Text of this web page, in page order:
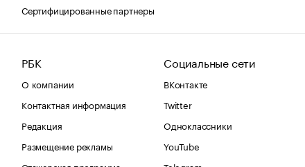
Сертифицированные партнеры
РБК
О компании
Контактная информация
Редакция
Размещение рекламы
Социальные сети
ВКонтакте
Twitter
Одноклассники
YouTube